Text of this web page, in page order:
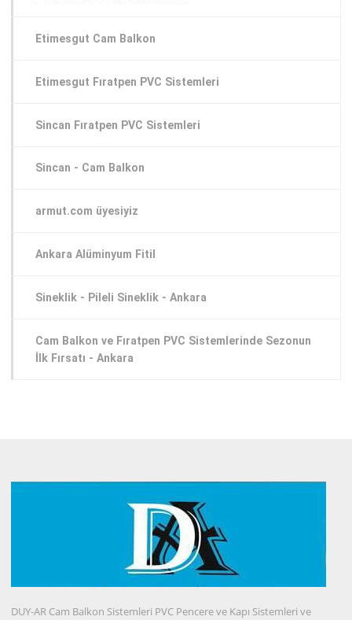
Etimesgut Cam Balkon
Etimesgut Fıratpen PVC Sistemleri
Sincan Fıratpen PVC Sistemleri
Sincan - Cam Balkon
armut.com üyesiyiz
Ankara Alüminyum Fitil
Sineklik - Pileli Sineklik - Ankara
Cam Balkon ve Fıratpen PVC Sistemlerinde Sezonun
İlk Fırsatı - Ankara
DUY-AR Cam Balkon Sistemleri PVC Pencere ve Kapı Sistemleri ve